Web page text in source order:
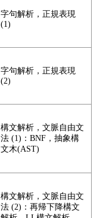
字句解析，正規表現
(1)
字句解析，正規表現
(2)
構文解析，文脈自由文
法 (1)：BNF，抽象構
文木(AST)
構文解析，文脈自由文
法 (2)：再帰下降構文